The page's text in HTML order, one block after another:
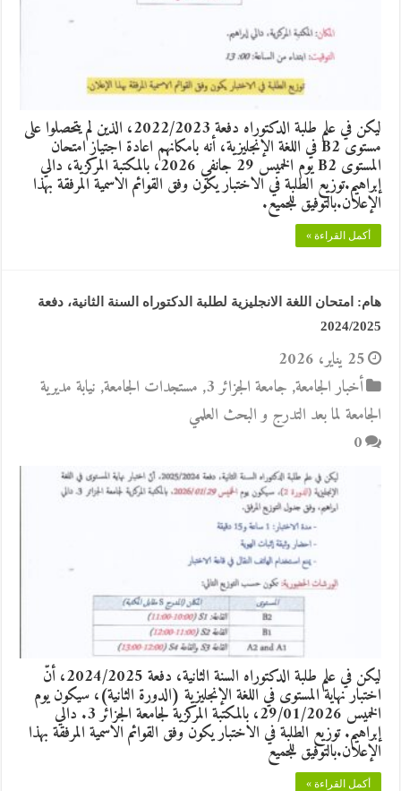
ليكن في علم طلبة الدكتوراه دفعة 2022/2023، الذين لم يتحصلوا على
مستوى B2 في اللغة الإنجليزية، أنه بامكانهم اعادة اجتياز امتحان
المستوى B2 يوم الخميس 29 جانفي 2026، بالمكتبة المركزية، دالي
إبراهيم.توزيع الطلبة في الاختبار يكون وفق القوائم الاسمية المرفقة بهذا
الإعلان.بالتوفيق للجميع.
أكمل القراءة »
هام: امتحان اللغة الانجليزية لطلبة الدكتوراه السنة الثانية، دفعة
2024/2025
25 يناير، 2026
أخبار الجامعة, جامعة الجزائر 3 , مستجدات الجامعة, نيابة مديرية
الجامعة لما بعد التدرج و البحث العلمي
0
ليكن في علم طلبة الدكتوراه السنة الثانية، دفعة 2024/2025، أنّ
اختبار نهاية المستوى في اللغة الإنجليزية (الدورة الثانية)، سيكون يوم
الخميس 29/01/2026، بالمكتبة المركزية لجامعة الجزائر 3. دالي
إبراهيم. توزيع الطلبة في الاختبار يكون وفق القوائم الاسمية المرفقة بهذا
الإعلان.بالتوفيق للجميع
أكمل القراءة »